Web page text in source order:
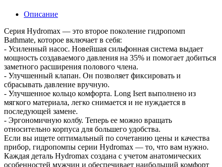
Описание
Серия Hydromax — это второе поколение гидропомп
Bathmate, которое включает в себя:
- Усиленный насос. Новейшая сильфонная система выдает
мощность создаваемого давления на 35% и помогает добиться
заметного расширения полового члена.
- Улучшенный клапан. Он позволяет фиксировать и
сбрасывать давление вручную.
- Улучшенное кольцо комфорта. Long Isert выполнено из
мягкого материала, легко снимается и не нуждается в
последующей замене.
- Эргономичную колбу. Теперь ее можно вращать
относительно корпуса для большего удобства.
Если вы ищете оптимальный по сочетанию цены и качества
прибор, гидропомпы серии Hydromax — то, что вам нужно.
Каждая деталь Hydromax создана с учетом анатомических
особенностей мужчин и обеспечивает наибольший комфорт